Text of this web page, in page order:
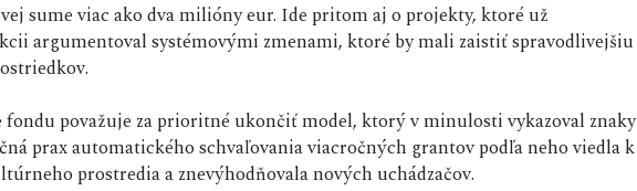
sume viac ako dva milióny eur. Ide pritom aj o projekty, ktoré už
argumentoval systémovými zmenami, ktoré by mali zaistiť spravodlivejšiu
fondu považuje za prioritné ukončiť model, ktorý v minulosti vykazoval znaky
prax automatického schvaľovania viacročných grantov podľa neho viedla k
prostredia a znevýhodňovala nových uchádzačov.